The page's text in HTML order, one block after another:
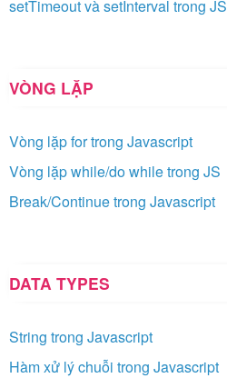
setTimeout và setInterval trong JS
VÒNG LẶP
Vòng lặp for trong Javascript
Vòng lặp while/do while trong JS
Break/Continue trong Javascript
DATA TYPES
String trong Javascript
Hàm xử lý chuỗi trong Javascript